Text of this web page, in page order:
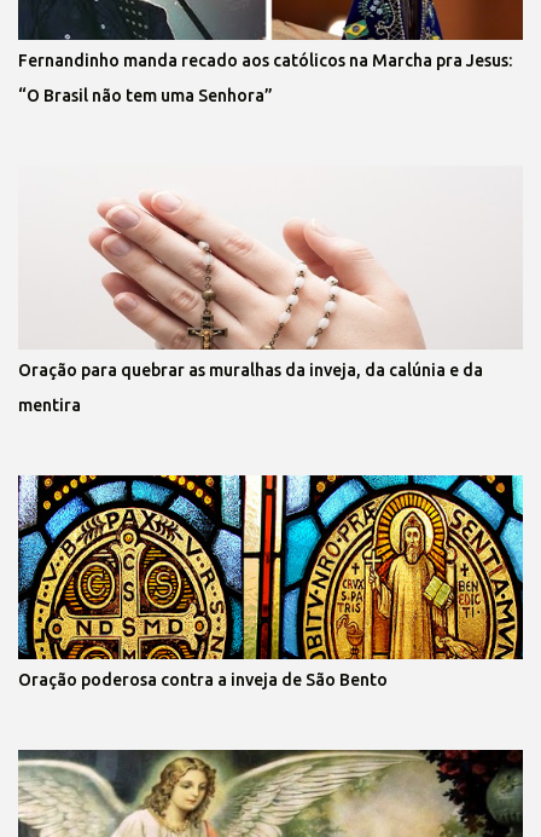
Fernandinho manda recado aos católicos na Marcha pra Jesus:
“O Brasil não tem uma Senhora”
Oração para quebrar as muralhas da inveja, da calúnia e da
mentira
Oração poderosa contra a inveja de São Bento